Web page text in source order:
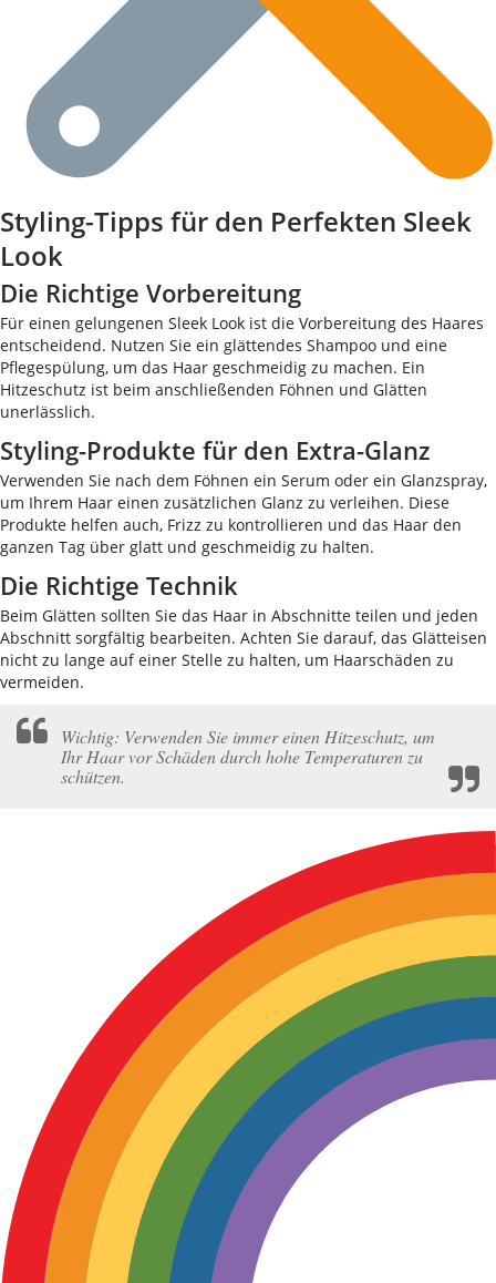
Styling-Tipps für den Perfekten Sleek
Look
Die Richtige Vorbereitung
Für einen gelungenen Sleek Look ist die Vorbereitung des Haares
entscheidend. Nutzen Sie ein glättendes Shampoo und eine
Pflegespülung, um das Haar geschmeidig zu machen. Ein
Hitzeschutz ist beim anschließenden Föhnen und Glätten
unerlässlich.
Styling-Produkte für den Extra-Glanz
Verwenden Sie nach dem Föhnen ein Serum oder ein Glanzspray,
um Ihrem Haar einen zusätzlichen Glanz zu verleihen. Diese
Produkte helfen auch, Frizz zu kontrollieren und das Haar den
ganzen Tag über glatt und geschmeidig zu halten.
Die Richtige Technik
Beim Glätten sollten Sie das Haar in Abschnitte teilen und jeden
Abschnitt sorgfältig bearbeiten. Achten Sie darauf, das Glätteisen
nicht zu lange auf einer Stelle zu halten, um Haarschäden zu
vermeiden.
Wichtig: Verwenden Sie immer einen Hitzeschutz, um
Ihr Haar vor Schäden durch hohe Temperaturen zu
schützen.